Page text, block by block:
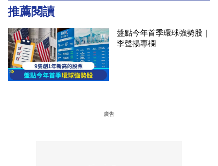
推薦閱讀
盤點今年首季環球強勢股｜
李聲揚專欄
廣告